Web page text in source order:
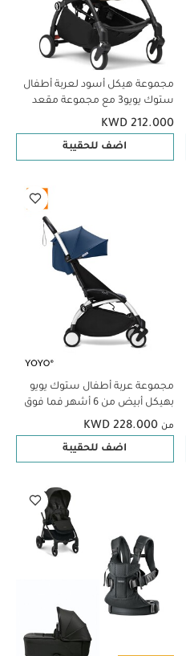
مجموعة هيكل أسود لعربة أطفال
ستوك يويو3 مع مجموعة مقعد
للأطفال لعمر 6 شهور فأكثر بلون
توب (قطعتين)
KWD 212.000
اضف للحقيبة
مجموعة عربة أطفال ستوك يويو
بهيكل أبيض من 6 أشهر فما فوق
قطع)
من KWD 228.000
اضف للحقيبة